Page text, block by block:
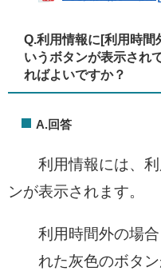
Q.利用情報に[利用時間
いうボタンが表示され
ればよいですか？​
A.回答
利用情報には、利
ンが表示されます。
利用時間外の場
れた灰色のボタ